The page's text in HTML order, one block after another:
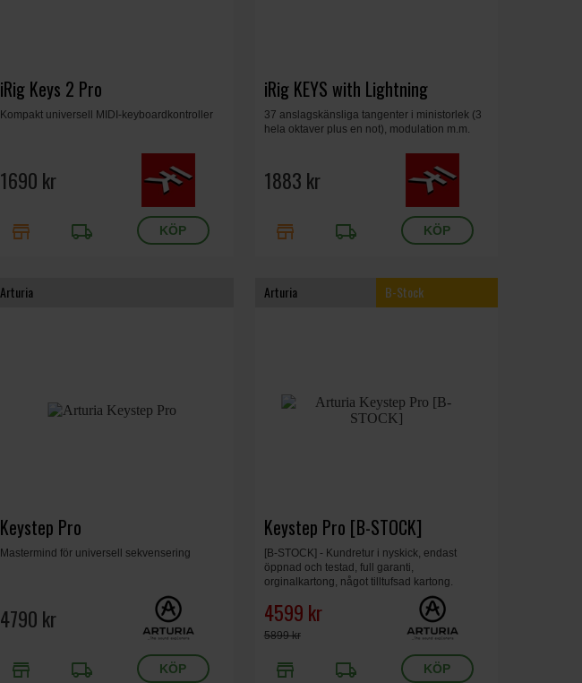
iRig Keys 2 Pro
Kompakt universell MIDI-keyboardkontroller
1690 kr
store local_shipping
iRig KEYS with Lightning
37 anslagskänsliga tangenter i ministorlek (3
hela oktaver plus en not), modulation m.m.
1883 kr
store local_shipping
Arturia
Keystep Pro
Mastermind för universell sekvensering
4790 kr
store local_shipping
Arturia B-Stock
Keystep Pro [B-STOCK]
[B-STOCK] - Kundretur i nyskick, endast
öppnad och testad, full garanti,
orginalkartong, något tilltufsad kartong.
4599 kr
5899 kr
store local_shipping